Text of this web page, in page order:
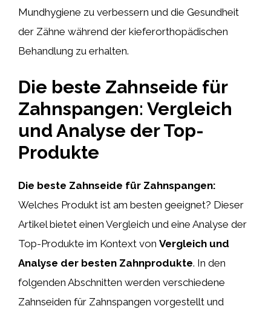
Mundhygiene zu verbessern und die Gesundheit
der Zähne während der kieferorthopädischen
Behandlung zu erhalten.
Die beste Zahnseide für
Zahnspangen: Vergleich
und Analyse der Top-
Produkte
Die beste Zahnseide für Zahnspangen:
Welches Produkt ist am besten geeignet? Dieser
Artikel bietet einen Vergleich und eine Analyse der
Top-Produkte im Kontext von Vergleich und
Analyse der besten Zahnprodukte. In den
folgenden Abschnitten werden verschiedene
Zahnseiden für Zahnspangen vorgestellt und